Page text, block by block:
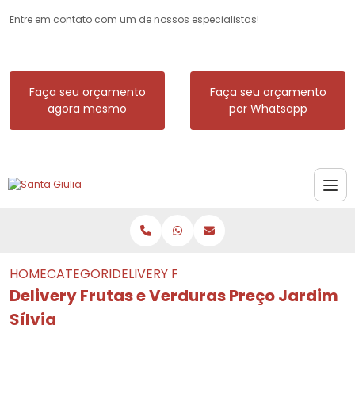
Entre em contato com um de nossos especialistas!
Faça seu orçamento
agora mesmo
Faça seu orçamento
por Whatsapp
HOMECATEGORIASDELIVERY FRUTAS E VERDURAS PREÇO
Delivery Frutas e Verduras Preço Jardim
Sílvia